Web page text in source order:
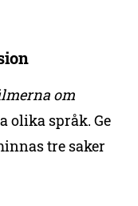
om
olika språk. Ge
tre saker